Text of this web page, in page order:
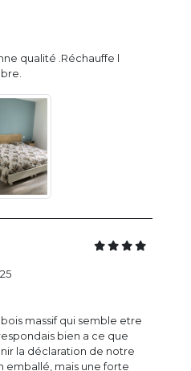
qualité .Réchauffe l
massif qui semble etre
bien a ce que
la déclaration de notre
emballé, mais une forte